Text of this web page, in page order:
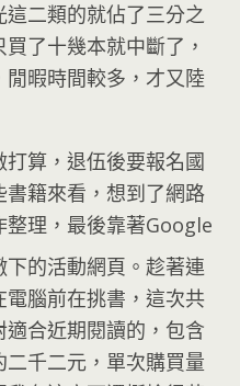
二類的就佔了三分之
了十幾本就中斷了，
暇時間較多，才又陸
算，退伍後要報名國
籍來看，想到了網路
整理，最後靠著Google
下的活動網頁 。趁著連
腦前在挑書，這次共
合近期閱讀的，包含
千二元，單次購買量